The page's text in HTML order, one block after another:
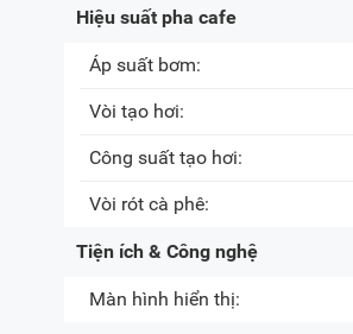
Hiệu suất pha cafe
Áp suất bơm:
Vòi tạo hơi:
Công suất tạo hơi:
Vòi rót cà phê:
Tiện ích & Công nghệ
Màn hình hiển thị: